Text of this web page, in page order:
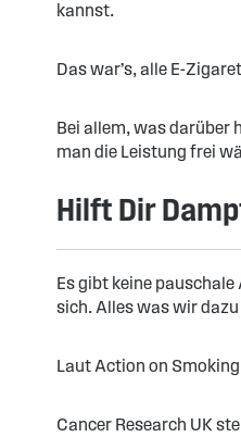
kannst.
Das war’s, alle E-
Bei allem, was darüber
man die Leistung frei
Hilft Dir
Es gibt keine
sich. Alles was wir
Laut Action on
Cancer Research UK